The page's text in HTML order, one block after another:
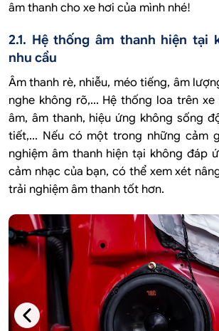
âm thanh cho xe hơi của mình nhé!
2.1. Hệ thống âm thanh hiện tại
nhu cầu
Âm thanh rè, nhiễu, méo tiếng, âm
nghe không rõ,... Hệ thống loa trên
âm, âm thanh, hiệu ứng không sống
tiết,... Nếu có một trong những cảm
nghiệm âm thanh hiện tại không đáp
cảm nhạc của bạn, có thể xem xét
trải nghiệm âm thanh tốt hơn.